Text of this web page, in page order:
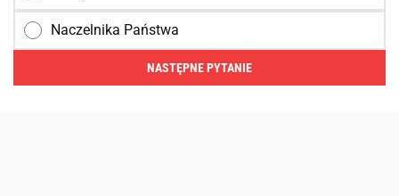
Naczelnika Państwa
NASTĘPNE PYTANIE